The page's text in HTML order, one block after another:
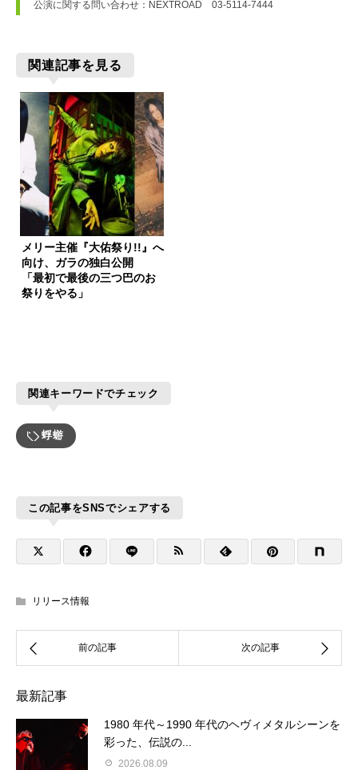
公演に関する問い合わせ：NEXTROAD　03-5114-7444
関連記事を見る
メリー主催『大佑祭り!!』へ
向け、ガラの独白公開
「最初で最後の三つ巴のお
祭りをやる」
関連キーワードでチェック
蜉蝣
この記事をSNSでシェアする
リリース情報
最新記事
1980 年代～1990 年代のヘヴィメタルシーンを
彩った、伝説の...
2026.08.09